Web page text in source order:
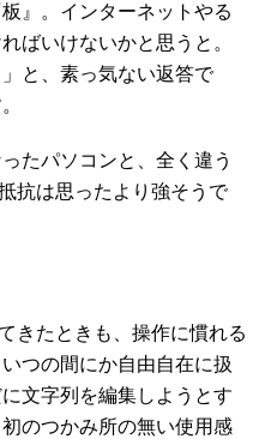
』。インターネットやる
ばいけないかと思うと。
と、素っ気ない返答で
たパソコンと、全く違う
抗は思ったより強そうで
きたときも、操作に慣れる
つの間にか自由自在に扱
文字列を編集しようとす
のつかみ所の無い使用感